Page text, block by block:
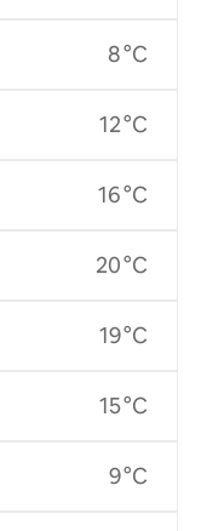
8 °C
12 °C
16 °C
20 °C
19 °C
15 °C
9 °C